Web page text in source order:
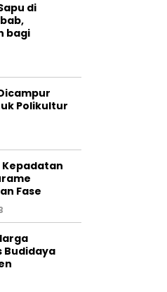
di
bagi
Polikultur
Kepadatan
Fase
Budidaya